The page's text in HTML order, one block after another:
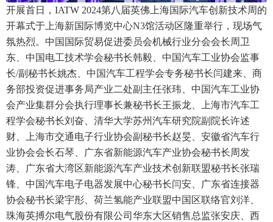
开展首日，IATW 2024第八届英佛上海国际汽车创新技术周的
开幕式于上海新国际博览中心N3馆活动区隆重举行，现场气
氛热烈。中国国际贸易促进委员会机械行业分会会长周卫
东、中国电工技术学会秘书长韩毅、中国汽车工业协会监事
长/副秘书长姚杰、中国汽车工程学会专务秘书长闫建来、商
务部投资促进事务局产业二处副主任张玮、中国汽车工业协
会产业集群分会执行理事长兼秘书长王振龙、上海市汽车工
程学会秘书长刘奋、清华大学苏州汽车研究院副院长许述
财、上海市交通电子行业协会副秘书长赵旻、安徽省汽车行
业协会会长石琴、广东省新能源汽车产业协会秘书长周发
涛、广东省大湾区新能源汽车产业技术创新联盟秘书长张瑞
锋、中国汽车电子电器发展中心秘书长闫安、广东省连接器
协会秘书长梁宇彤、荷兰氢能产业联盟中国区联络官刘洋、
珠海英搏尔电气股份有限公司华东大区销售总监张安庆、西